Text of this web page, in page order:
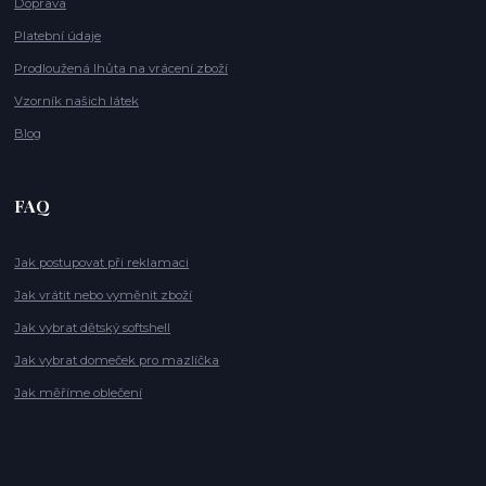
Platební údaje
Prodloužená lhůta na vrácení zboží
Vzorník našich látek
Blog
FAQ
Jak postupovat při reklamaci
Jak vrátit nebo vyměnit zboží
Jak vybrat dětský softshell
Jak vybrat domeček pro mazlíčka
Jak měříme oblečení